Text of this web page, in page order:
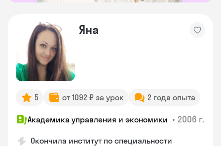
Яна
5 от 1092 ₽ за урок 2 года опыта
Академика управления и экономики • 2006 г.
Окончила институт по специальности